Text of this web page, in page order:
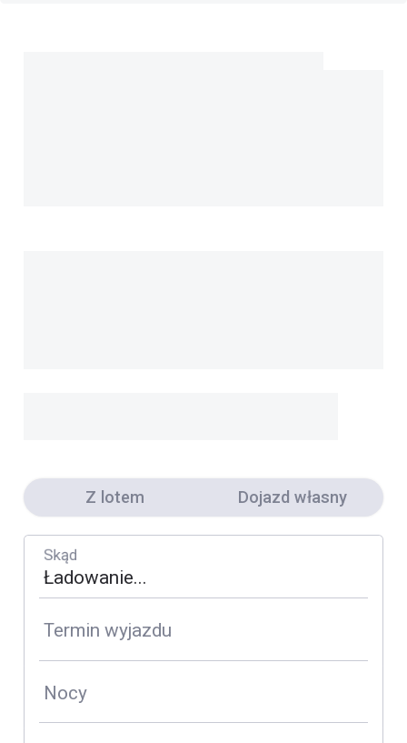
Z lotem Dojazd własny
Skąd
Termin wyjazdu
Nocy